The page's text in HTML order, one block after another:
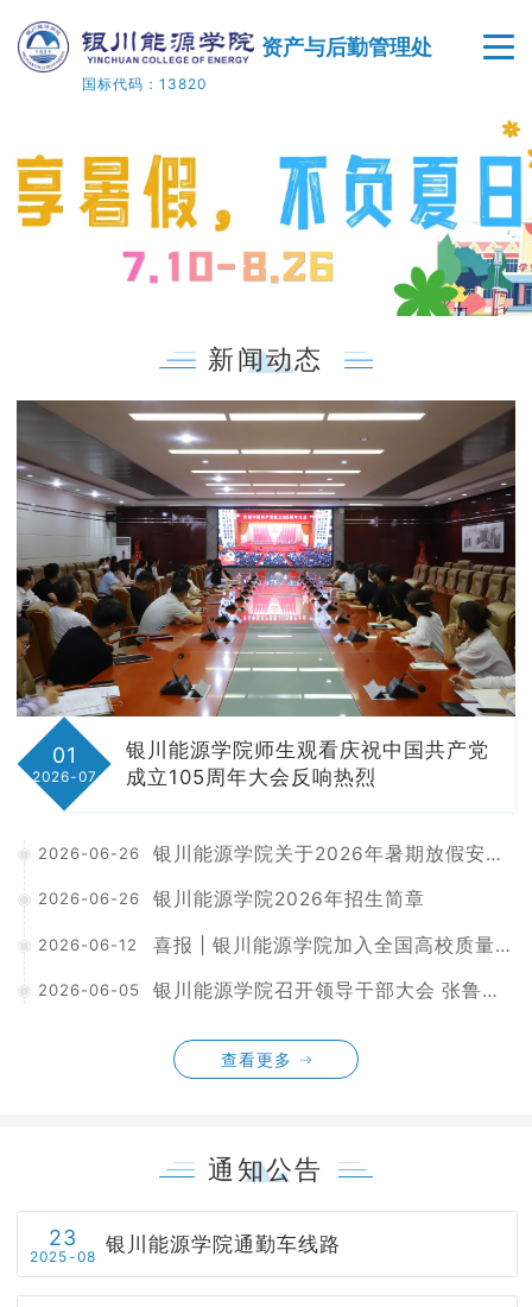
资产与后勤管理处
国标代码：13820
部门概况
新闻动态
学院官网
新闻动态
01
2026-07
银川能源学院师生观看庆祝中国共产党
成立105周年大会反响热烈
2026-06-26 银川能源学院关于2026年暑期放假安排及相关工作要求的通知
2026-06-26 银川能源学院2026年招生简章
2026-06-12 喜报 | 银川能源学院加入全国高校质量保障机构联盟
2026-06-05 银川能源学院召开领导干部大会 张鲁生任学校党委书记、政府督导专员
查看更多
通知公告
23
2025-08
银川能源学院通勤车线路